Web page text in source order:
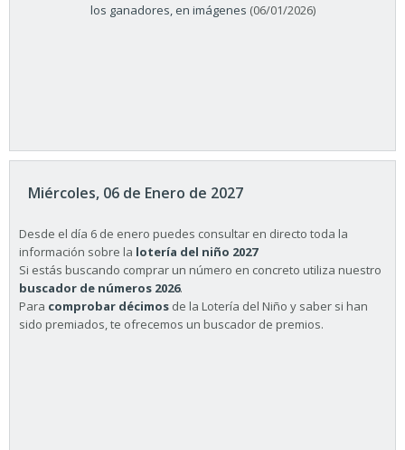
los ganadores, en imágenes (06/01/2026)
Miércoles, 06 de Enero de 2027
Desde el día 6 de enero puedes consultar en directo toda la
información sobre la lotería del niño 2027
Si estás buscando comprar un número en concreto utiliza nuestro
buscador de números 2026.
Para comprobar décimos de la Lotería del Niño y saber si han
sido premiados, te ofrecemos un buscador de premios.